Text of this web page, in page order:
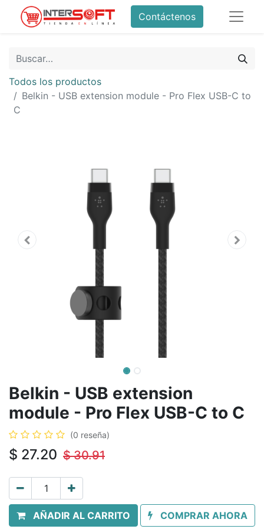
Contáctenos
Todos los productos
Belkin - USB extension module - Pro Flex USB-C to
C
Belkin - USB extension
module - Pro Flex USB-C to C
(0 reseña)
$ 27.20 $30.91
AÑADIR AL CARRITO COMPRAR AHORA